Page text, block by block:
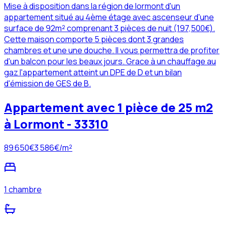
Mise à disposition dans la région de lormont d'un
appartement situé au 4ème étage avec ascenseur d'une
surface de 92m² comprenant 3 pièces de nuit (197,500€).
Cette maison comporte 5 pièces dont 3 grandes
chambres et une une douche. Il vous permettra de profiter
d'un balcon pour les beaux jours. Grace à un chauffage au
gaz l'appartement atteint un DPE de D et un bilan
d'émission de GES de B.
Appartement avec 1 pièce de 25 m2
à Lormont - 33310
89 650€3 586€/m²
1 chambre